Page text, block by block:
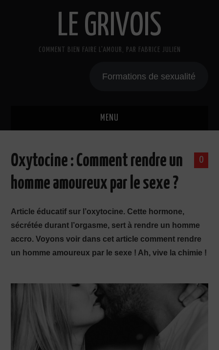
LE GRIVOIS
COMMENT BIEN FAIRE L'AMOUR, PAR FABRICE JULIEN
Formations de sexualité
MENU
A PROPOS
PRODUCTION X
0
Oxytocine : Comment rendre un
homme amoureux par le sexe ?
Article éducatif sur l’oxytocine. Cette hormone,
sécrétée durant l’orgasme, sert à rendre un homme
accro. Voyons voir dans cet article comment rendre
un homme amoureux par le sexe ! Ah, vive la chimie !